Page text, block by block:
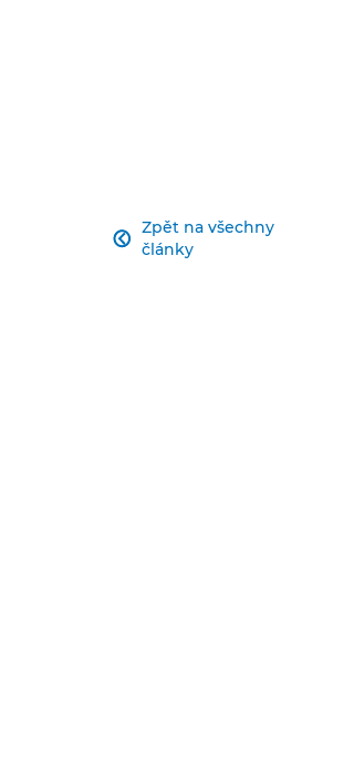
Zpět na všechny
články
